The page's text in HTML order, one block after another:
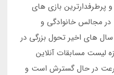
پرطرفدارترین بازی های
در مجالس خانوادگی و
های اخیر تحول بزرگی در
لیست مسابقات آنلاین
در حال گسترش است و